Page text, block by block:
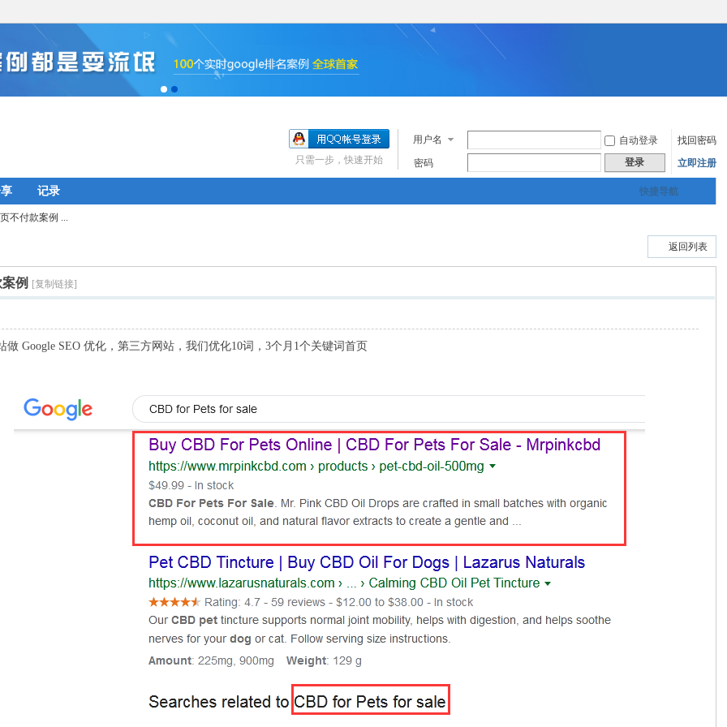
用户名 自动登录
找回密码
密码
登录 立即注册
只需一步，快速开始
快捷导航
记录
不付款案例 ...
返回列表
例 [复制链接]
做 Google SEO 优化，第三方网站，我们优化10词，3个月1个关键词首页